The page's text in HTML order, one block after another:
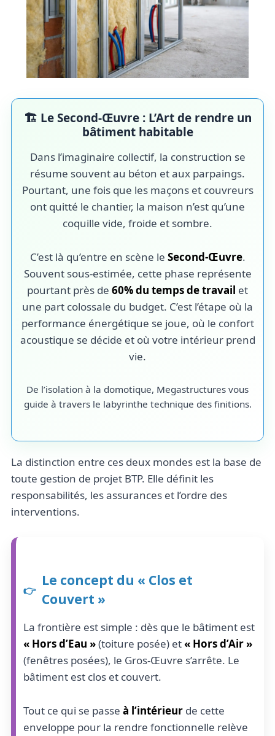
🏗️ Le Second-Œuvre : L’Art de rendre un
bâtiment habitable
Dans l’imaginaire collectif, la construction se
résume souvent au béton et aux parpaings.
Pourtant, une fois que les maçons et couvreurs
ont quitté le chantier, la maison n’est qu’une
coquille vide, froide et sombre.
C’est là qu’entre en scène le Second-Œuvre.
Souvent sous-estimée, cette phase représente
pourtant près de 60% du temps de travail et
une part colossale du budget. C’est l’étape où la
performance énergétique se joue, où le confort
acoustique se décide et où votre intérieur prend
vie.
De l’isolation à la domotique, Megastructures vous
guide à travers le labyrinthe technique des finitions.
La distinction entre ces deux mondes est la base de
toute gestion de projet BTP. Elle définit les
responsabilités, les assurances et l’ordre des
interventions.
Le concept du « Clos et
Couvert »
La frontière est simple : dès que le bâtiment est
« Hors d’Eau »(toiture posée) et« Hors d’Air »
(fenêtres posées), le Gros-Œuvre s’arrête. Le
bâtiment est clos et couvert.
Tout ce qui se passe à l’intérieur de cette
enveloppe pour la rendre fonctionnelle relève